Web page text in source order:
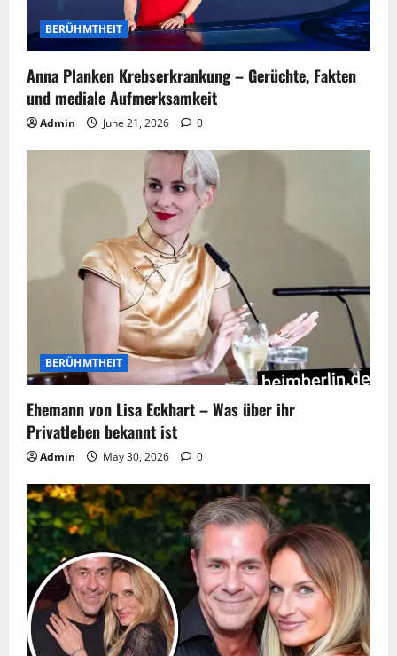
o
n
BERÜHMTHEIT
Anna Planken Krebserkrankung – Gerüchte, Fakten
und mediale Aufmerksamkeit
Admin June 21, 2026 0
BERÜHMTHEIT
Ehemann von Lisa Eckhart – Was über ihr
Privatleben bekannt ist
Admin May 30, 2026 0